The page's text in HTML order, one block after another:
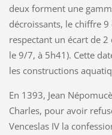
deux forment une
décroissants, le chiffre
respectant un écart de 2
le 9/7, à 5h41). Cette
les constructions
En 1393, Jean
Charles, pour avoir
Venceslas IV la